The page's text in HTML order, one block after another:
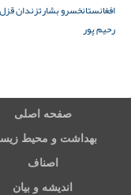
افغانستانخسرو بشارتزندان
رحیم پور
صفحه اصلی
بهداشت و محیط
اصناف
اندیشه و بیان